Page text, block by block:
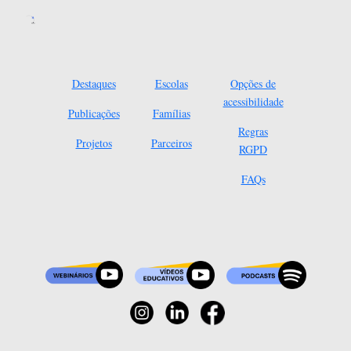
Destaques
Publicações
Projetos
Escolas
Famílias
Parceiros
Opções de
acessibilidade
Regras
RGPD
FAQs